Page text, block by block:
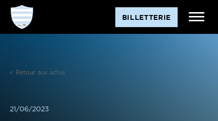
Aller
contenu
BILLETTERIE
< Retour aux actus
21/06/2023